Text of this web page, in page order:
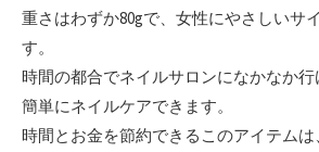
重さはわずか80gで、女性にやさしいサ
す。
時間の都合でネイルサロンになかなか
簡単にネイルケアできます。
時間とお金を節約できるこのアイテム